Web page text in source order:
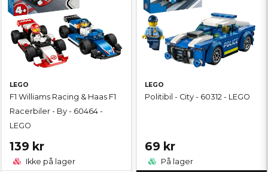
LEGO
F1 Williams Racing & Haas F1
Racerbiler - By - 60464 -
LEGO
139 kr
Ikke på lager
LEGO
Politibil - City - 60312 - LEGO
69 kr
På lager